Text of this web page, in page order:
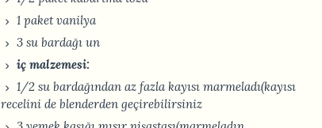
1 paket vanilya
3 su bardağı un
iç malzemesi:
1/2 su bardağından az fazla kayısı marmeladı(kayısı
recelini de blenderden geçirebilirsiniz